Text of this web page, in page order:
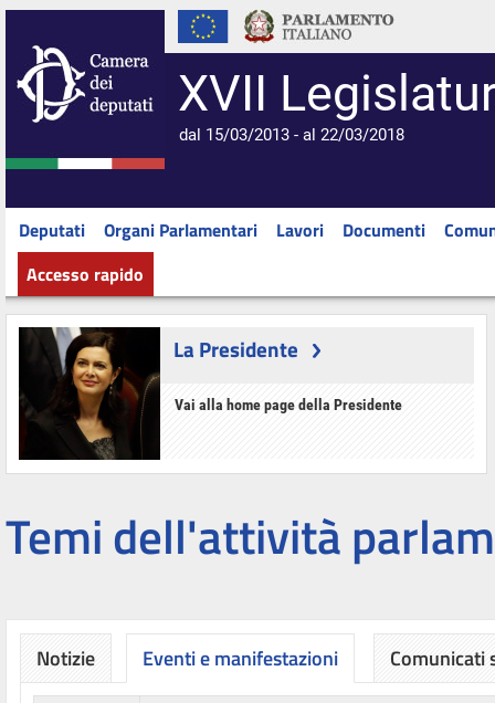
XVII
dal 15/03/2013 - al 22/03/2018
Deputati Organi Parlamentari Lavori Documenti
Accesso rapido
La Presidente
Vai alla home page della Presidente
Temi dell'attività
Notizie Eventi e manifestazioni Comunicati